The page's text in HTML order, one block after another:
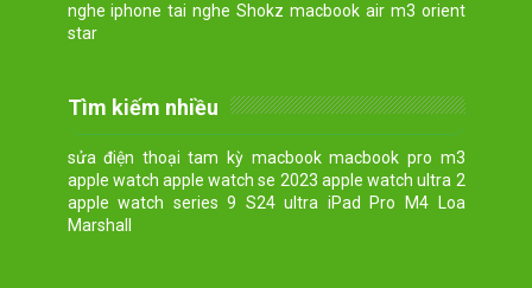
nghe iphone tai nghe Shokz macbook air m3 orient
star
Tìm kiếm nhiều
sửa điện thoại tam kỳ macbook macbook pro m3
apple watch apple watch se 2023 apple watch ultra 2
apple watch series 9 S24 ultra iPad Pro M4 Loa
Marshall